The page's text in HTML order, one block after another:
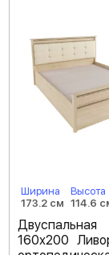
Ширина
173.2 см
Высота
114.6
160х200